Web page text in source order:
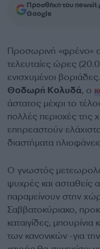
Προσθήκη του
Google
Προσωρινή «φρένο»
τελευταίες ώρες
ενισχυμένοι
Θοδωρή Κολυδά, ο
άστατος μέχρι το
πολλές περιοχές της
επηρεαστούν
διαστήματα
Ο γνωστός
ψυχρές και ασταθείς
παραμείνουν στην
Σαββατοκύριακο,
καταιγίδες,
των κανονικών -για